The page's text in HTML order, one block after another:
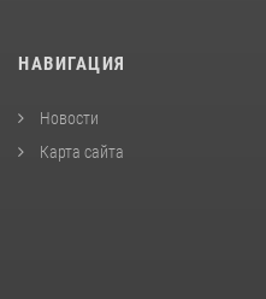
НАВИГАЦИЯ
Новости
Карта сайта